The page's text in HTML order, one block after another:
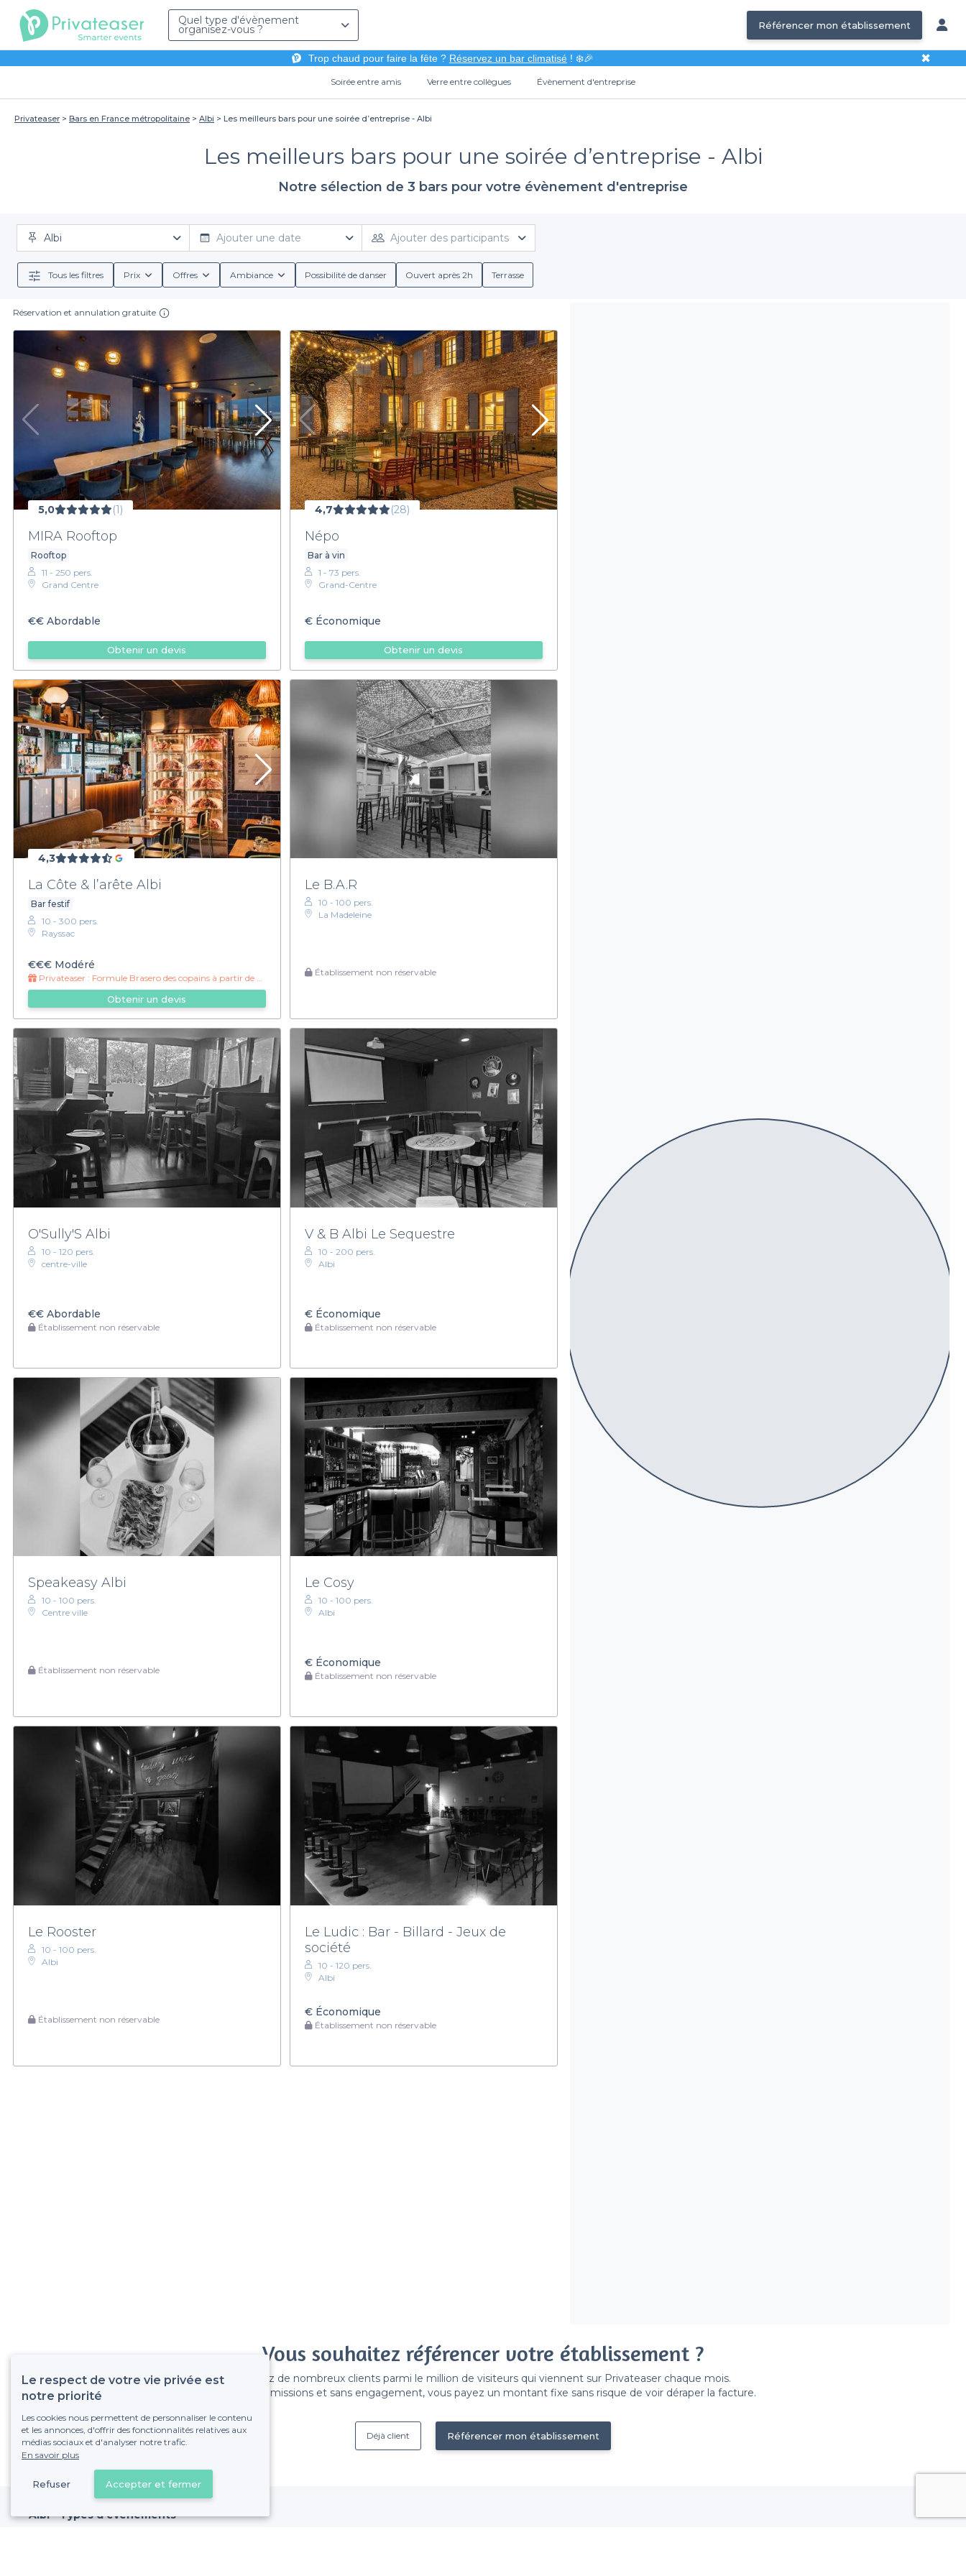
Quel type d'évènement
organisez-vous ? Référencer mon établissement
Trop chaud pour faire la fête ? Réservez un bar climatisé! ❄️🎉 ✖
Soirée entre amis Verre entre collègues Évènement d'entreprise
Privateaser Bars en France métropolitaine Albi Les meilleurs bars pour une soirée d’entreprise - Albi
Les meilleurs bars pour une soirée d’entreprise - Albi
Notre sélection de 3 bars pour votre évènement d'entreprise
Albi Ajouter une date Ajouter des participants
Tous les filtres Prix Offres Ambiance Possibilité de danser Ouvert après 2h Terrasse
Réservation et annulation gratuite
5,0 (1)
MIRA Rooftop
Rooftop
11 - 250 pers.
Grand Centre
€€ Abordable
Obtenir un devis
4,7 (28)
Népo
Bar à vin
1 - 73 pers.
Grand-Centre
€Économique
Obtenir un devis
4,3
La Côte & l’arête Albi
Bar festif
10 - 300 pers.
Rayssac
€€€ Modéré
Privateaser : Formule Brasero des copains à partir de 32€ !
Obtenir un devis
Le B.A.R
10 - 100 pers.
La Madeleine
Établissement non réservable
O'Sully'S Albi
10 - 120 pers.
centre-ville
€€ Abordable
Établissement non réservable
V & B Albi Le Sequestre
10 - 200 pers.
Albi
€Économique
Établissement non réservable
Speakeasy Albi
10 - 100 pers.
Centre ville
Établissement non réservable
Le Cosy
10 - 100 pers.
Albi
€Économique
Établissement non réservable
Le Rooster
10 - 100 pers.
Albi
Établissement non réservable
Le Ludic : Bar - Billard - Jeux de
société
10 - 120 pers.
Albi
€Économique
Établissement non réservable
Vous souhaitez référencer votre établissement ?
Gagnez de nombreux clients parmi le million de visiteurs qui viennent sur Privateaser chaque mois.
Pas de commissions et sans engagement, vous payez un montant fixe sans risque de voir déraper la facture.
Référencer mon établissement
Déjà client
Albi - Types d'évènements
Le respect de votre vie privée est
notre priorité
Les cookies nous permettent de personnaliser le contenu
et les annonces, d'offrir des fonctionnalités relatives aux
médias sociaux et d'analyser notre trafic.
En savoir plus
Refuser Accepter et fermer